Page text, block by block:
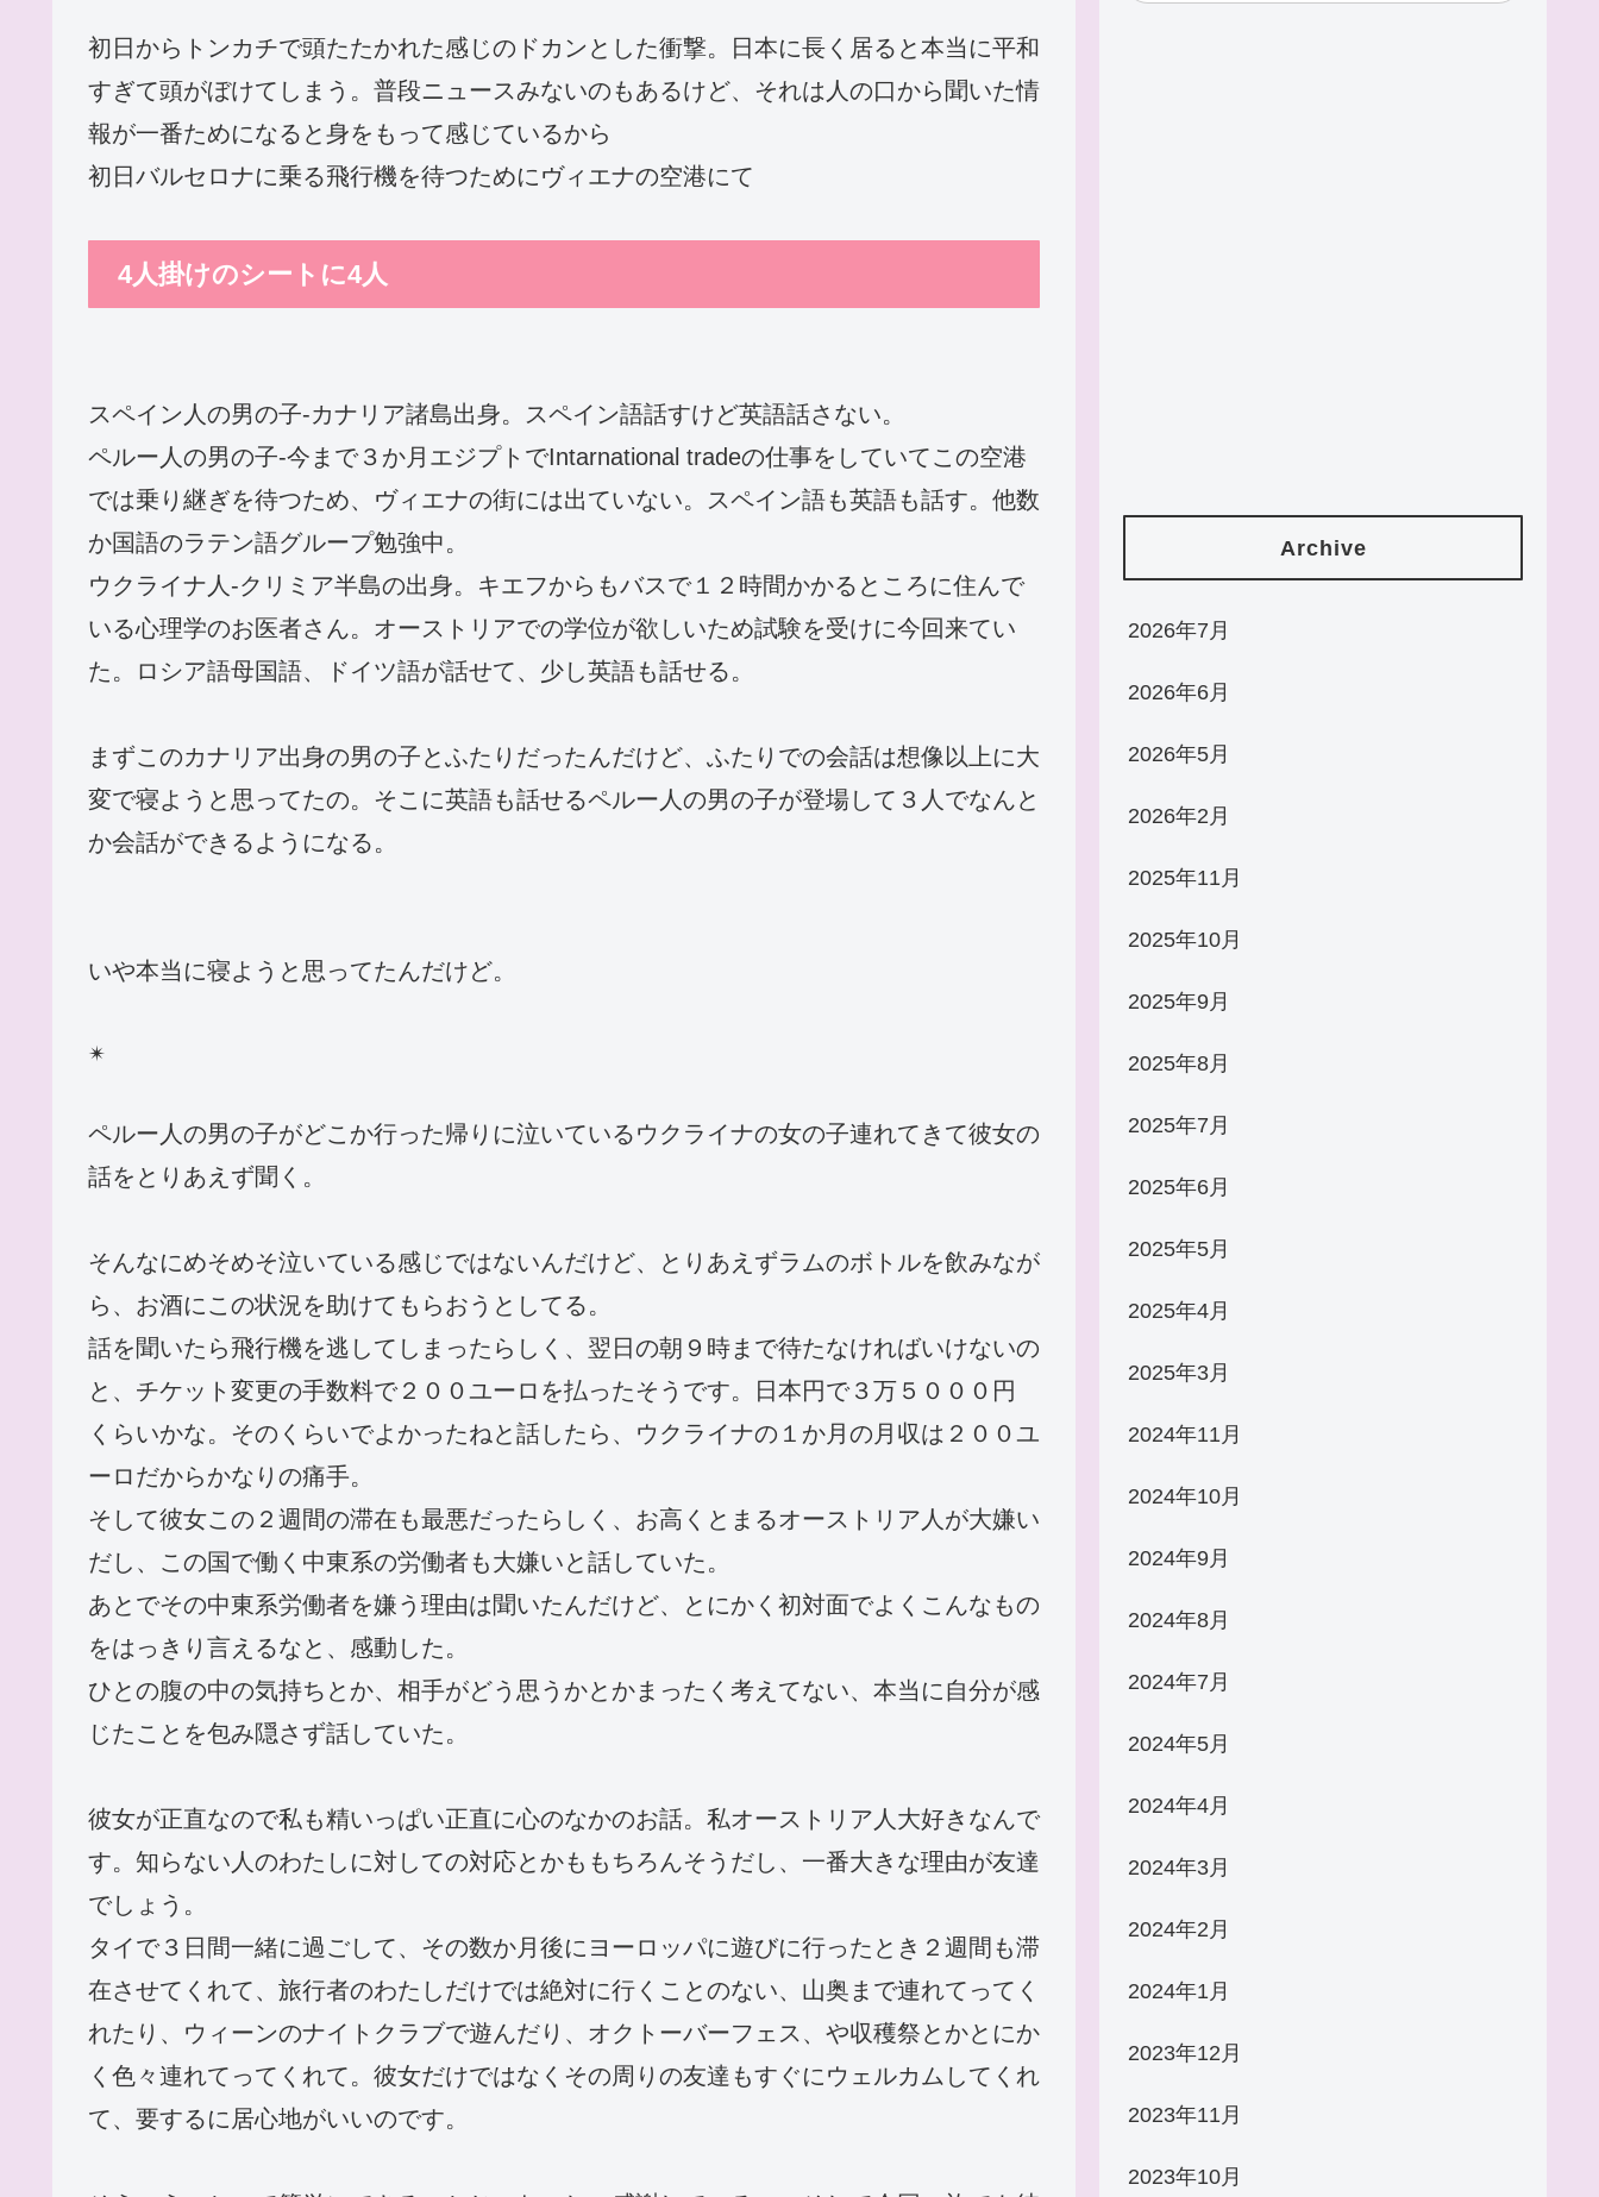
初日からトンカチで頭たたかれた感じのドカンとした衝撃。日本に長く居ると本当に平和
すぎて頭がぼけてしまう。普段ニュースみないのもあるけど、それは人の口から聞いた情
報が一番ためになると身をもって感じているから
初日バルセロナに乗る飛行機を待つためにヴィエナの空港にて
4人掛けのシートに4人
スペイン人の男の子‐カナリア諸島出身。スペイン語話すけど英語話さない。
ペルー人の男の子‐今まで３か月エジプトでIntarnational tradeの仕事をしていてこの空港
では乗り継ぎを待つため、ヴィエナの街には出ていない。スペイン語も英語も話す。他数
か国語のラテン語グループ勉強中。
ウクライナ人‐クリミア半島の出身。キエフからもバスで１２時間かかるところに住んで
いる心理学のお医者さん。オーストリアでの学位が欲しいため試験を受けに今回来てい
た。ロシア語母国語、ドイツ語が話せて、少し英語も話せる。
まずこのカナリア出身の男の子とふたりだったんだけど、ふたりでの会話は想像以上に大
変で寝ようと思ってたの。そこに英語も話せるペルー人の男の子が登場して３人でなんと
か会話ができるようになる。
いや本当に寝ようと思ってたんだけど。
✴
ペルー人の男の子がどこか行った帰りに泣いているウクライナの女の子連れてきて彼女の
話をとりあえず聞く。
そんなにめそめそ泣いている感じではないんだけど、とりあえずラムのボトルを飲みなが
ら、お酒にこの状況を助けてもらおうとしてる。
話を聞いたら飛行機を逃してしまったらしく、翌日の朝９時まで待たなければいけないの
と、チケット変更の手数料で２００ユーロを払ったそうです。日本円で３万５０００円
くらいかな。そのくらいでよかったねと話したら、ウクライナの１か月の月収は２００ユ
ーロだからかなりの痛手。
そして彼女この２週間の滞在も最悪だったらしく、お高くとまるオーストリア人が大嫌い
だし、この国で働く中東系の労働者も大嫌いと話していた。
あとでその中東系労働者を嫌う理由は聞いたんだけど、とにかく初対面でよくこんなもの
をはっきり言えるなと、感動した。
ひとの腹の中の気持ちとか、相手がどう思うかとかまったく考えてない、本当に自分が感
じたことを包み隠さず話していた。
彼女が正直なので私も精いっぱい正直に心のなかのお話。私オーストリア人大好きなんで
す。知らない人のわたしに対しての対応とかももちろんそうだし、一番大きな理由が友達
でしょう。
タイで３日間一緒に過ごして、その数か月後にヨーロッパに遊びに行ったとき２週間も滞
在させてくれて、旅行者のわたしだけでは絶対に行くことのない、山奥まで連れてってく
れたり、ウィーンのナイトクラブで遊んだり、オクトーバーフェス、や収穫祭とかとにか
く色々連れてってくれて。彼女だけではなくその周りの友達もすぐにウェルカムしてくれ
て、要するに居心地がいいのです。
Archive
2026年7月
2026年6月
2026年5月
2026年2月
2025年11月
2025年10月
2025年9月
2025年8月
2025年7月
2025年6月
2025年5月
2025年4月
2025年3月
2024年11月
2024年10月
2024年9月
2024年8月
2024年7月
2024年5月
2024年4月
2024年3月
2024年2月
2024年1月
2023年12月
2023年11月
2023年10月